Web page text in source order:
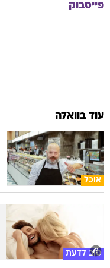
פייסבוק
עוד בוואלה
אוכל
טוב לדעת